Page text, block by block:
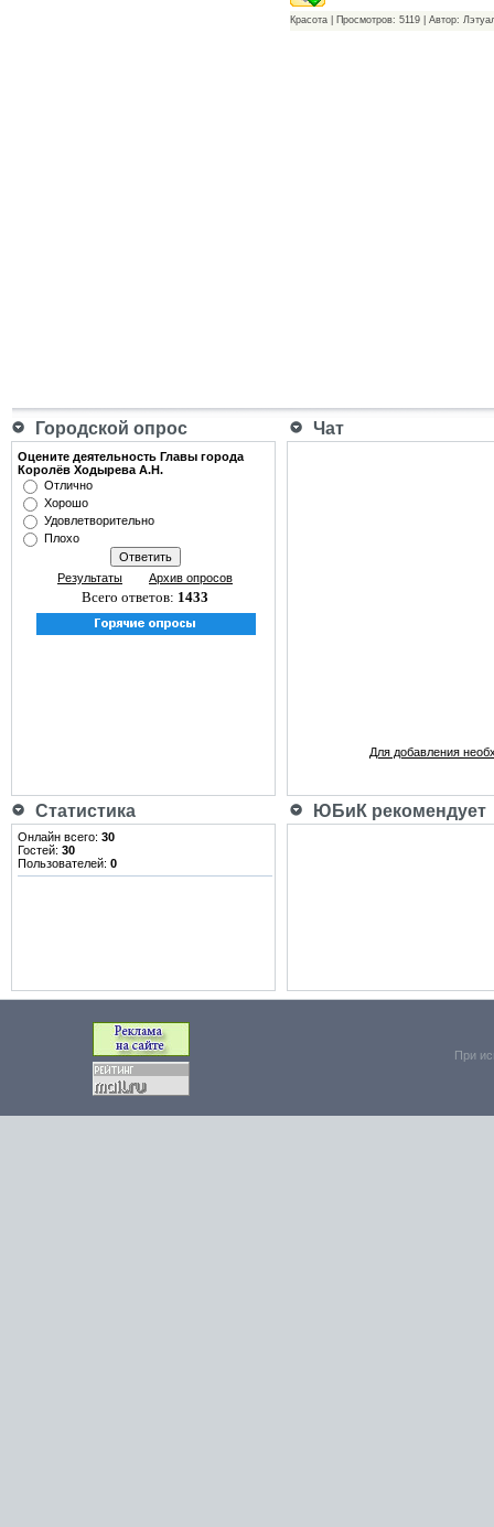
Красота | Просмотров: 5119 | Автор:
Городской опрос Чат
Оцените деятельность Главы города
Королёв Ходырева А.Н.
Отлично
Хорошо
Удовлетворительно
Плохо
Результаты Архив опросов
Всего ответов: 1433
Для добавления
Статистика ЮБиК рекомендует
Онлайн всего: 30
Гостей: 30
Пользователей: 0
При